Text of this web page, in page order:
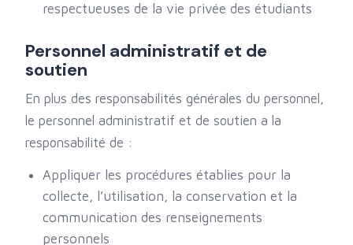
respectueuses de la vie privée des étudiants
Personnel administratif et de
soutien
En plus des responsabilités générales du personnel,
le personnel administratif et de soutien a la
responsabilité de :
Appliquer les procédures établies pour la
collecte, l’utilisation, la conservation et la
communication des renseignements
personnels